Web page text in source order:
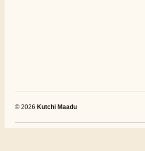
© 2026 Kutchi Maadu